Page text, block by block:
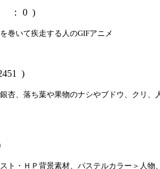
： 0 )
巻いて疾走する人のGIFアニメ
)
杏、落ち葉や果物のナシやブドウ、クリ、
ト・ＨＰ背景素材、パステルカラー＞人物